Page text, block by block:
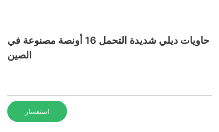
حاويات ديلي شديدة التحمل 16 أونصة مصنوعة في
الصين
استفسار